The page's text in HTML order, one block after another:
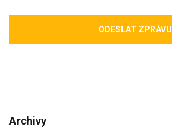
ODESLAT ZPRÁVU
Archivy